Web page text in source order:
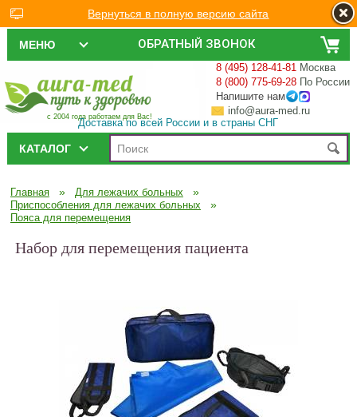
ОБРАТНЫЙ ЗВОНОК
МЕНЮ
с 2004 года работаем для Вас!
8 (495) 128-41-81 Москва
8 (800) 775-69-28 По России
Напишите нам
info@aura-med.ru
Доставка по всей России и в страны СНГ
КАТАЛОГ
Главная » Для лежачих больных »
Приспособления для лежачих больных »
Пояса для перемещения
Набор для перемещения пациента
Вернуться в полную версию сайта